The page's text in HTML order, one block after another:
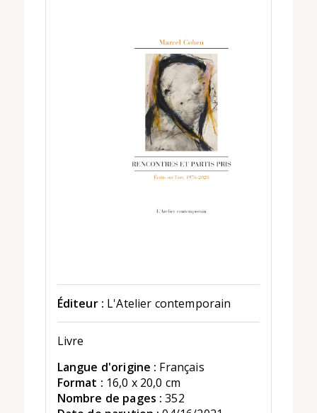
Éditeur : L'Atelier contemporain
Livre
Langue d'origine : Français
Format : 16,0 x 20,0 cm
Nombre de pages : 352